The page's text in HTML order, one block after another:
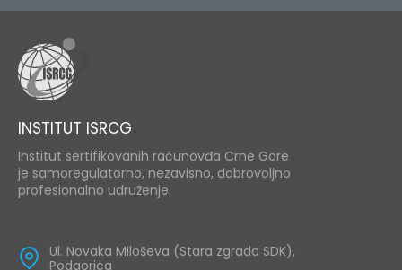
INSTITUT ISRCG
Institut sertifikovanih računovđa Crne Gore
je samoregulatorno, nezavisno, dobrovoljno
profesionalno udruženje.
Ul. Novaka Miloševa (Stara zgrada SDK),
Podgorica